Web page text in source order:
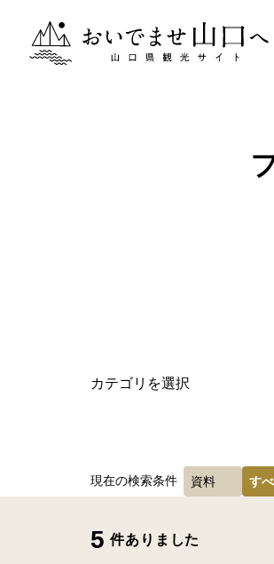
おいでませ山口へー山口県観光サイト
カテゴリを選択
現在の検索条件 資料 す
5 件ありました